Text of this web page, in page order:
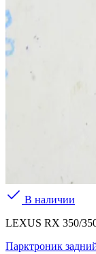
В наличии
LEXUS RX 350/
Парктроник